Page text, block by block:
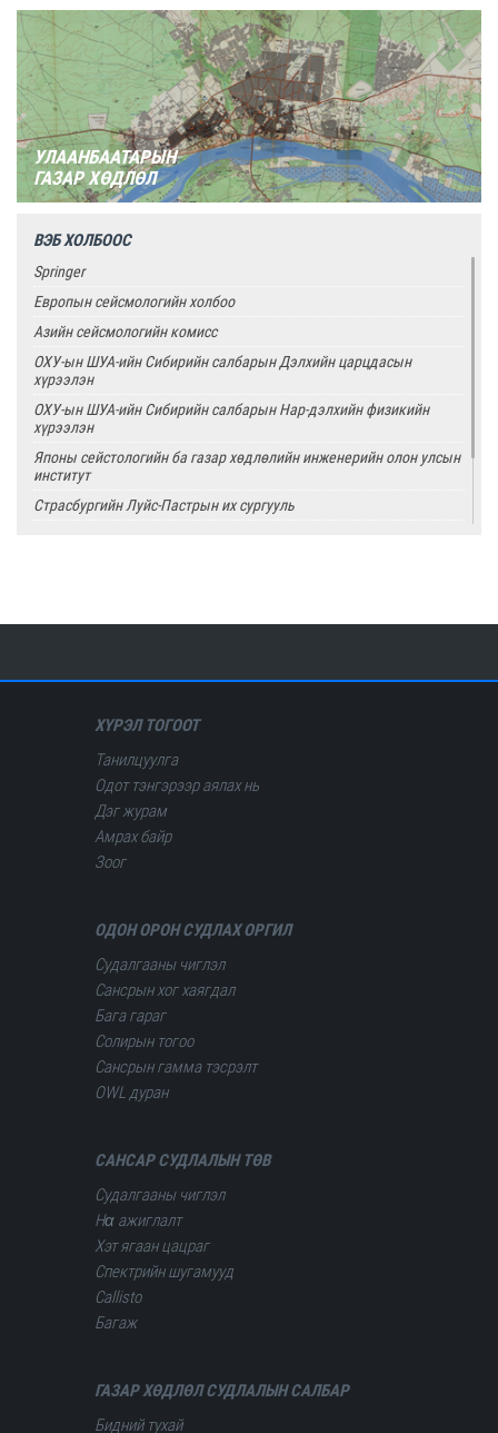
УЛААНБААТАРЫН
ГАЗАР ХӨДЛӨЛ
ВЭБ ХОЛБООС
Springer
Европын сейсмологийн холбоо
Азийн сейсмологийн комисс
ОХУ-ын ШУА-ийн Сибирийн салбарын Дэлхийн царцдасын
хүрээлэн
ОХУ-ын ШУА-ийн Сибирийн салбарын Нар-дэлхийн физикийн
хүрээлэн
Японы сейстологийн ба газар хөдлөлийн инженерийн олон улсын
институт
Страсбургийн Луйс-Пастрын их сургууль
ХҮРЭЛ ТОГООТ
Танилцуулга
Одот тэнгэрээр аялах нь
Дэг журам
Амрах байр
Зоог
ОДОН ОРОН СУДЛАХ ОРГИЛ
Судалгааны чиглэл
Сансрын хог хаягдал
Бага гараг
Солирын тогоо
Сансрын гамма тэсрэлт
OWL дуран
САНСАР СУДЛАЛЫН ТӨВ
Судалгааны чиглэл
Hα ажиглалт
Хэт ягаан цацраг
Спектрийн шугамууд
Сallisto
Багаж
ГАЗАР ХӨДЛӨЛ СУДЛАЛЫН САЛБАР
Бидний тухай